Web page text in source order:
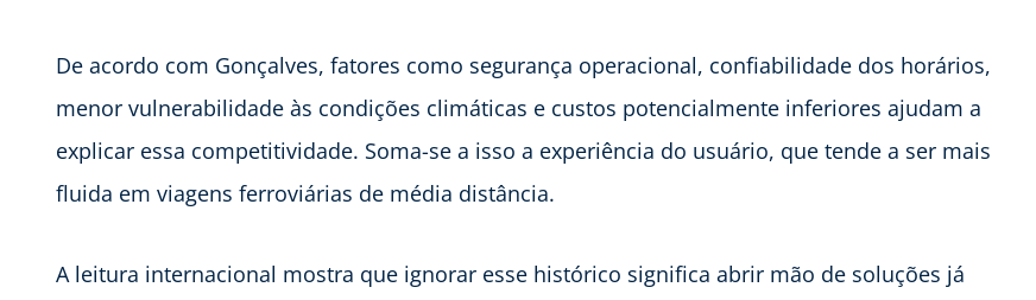
De acordo com Gonçalves, fatores como segurança operacional, confiabilidade dos horários,
menor vulnerabilidade às condições climáticas e custos potencialmente inferiores ajudam a
explicar essa competitividade. Soma-se a isso a experiência do usuário, que tende a ser mais
fluida em viagens ferroviárias de média distância.
A leitura internacional mostra que ignorar esse histórico significa abrir mão de soluções já